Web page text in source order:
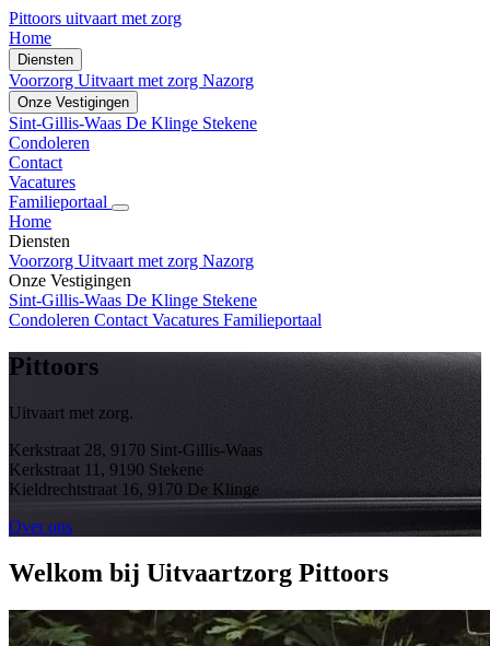
Pittoors uitvaart met zorg
Home
Diensten
Voorzorg Uitvaart met zorg Nazorg
Onze Vestigingen
Sint-Gillis-Waas De Klinge Stekene
Condoleren
Contact
Vacatures
Familieportaal
Home
Diensten
Voorzorg Uitvaart met zorg Nazorg
Onze Vestigingen
Sint-Gillis-Waas De Klinge Stekene
Condoleren Contact Vacatures Familieportaal
Pittoors
Uitvaart met zorg.
Kerkstraat 28, 9170 Sint-Gillis-Waas
Kerkstraat 11, 9190 Stekene
Kieldrechtstraat 16, 9170 De Klinge
Over ons
Welkom bij Uitvaartzorg Pittoors